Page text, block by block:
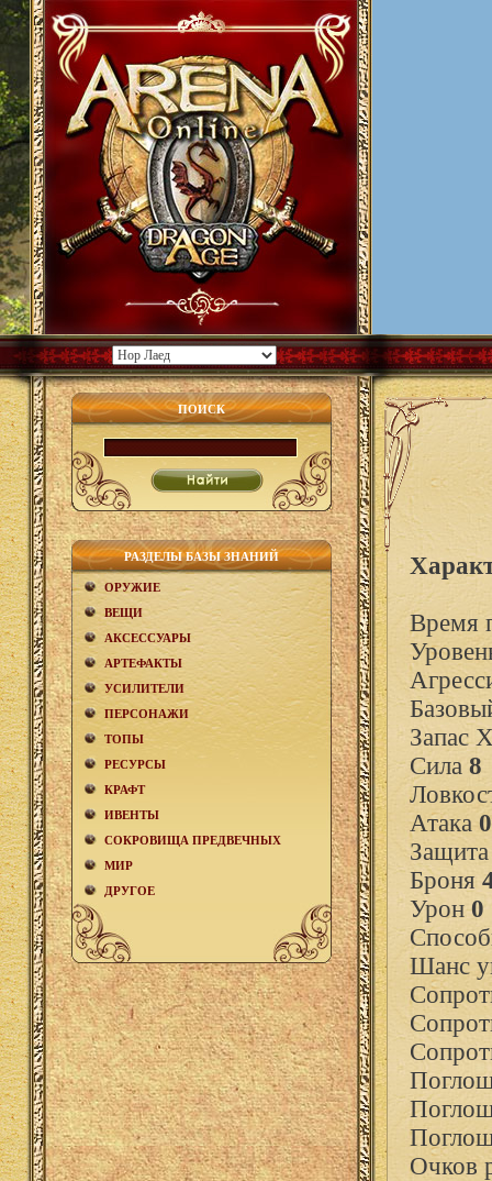
ПОИСК
РАЗДЕЛЫ БАЗЫ ЗНАНИЙ
ОРУЖИЕ
ВЕЩИ
АКCЕСCУАРЫ
АРТЕФАКТЫ
УСИЛИТЕЛИ
ПЕРСОНАЖИ
ТОПЫ
РЕСУРСЫ
КРАФТ
ИВЕНТЫ
СОКРОВИЩА ПРЕДВЕЧНЫХ
МИР
ДРУГОЕ
Время
Запас
Сила 8
Атака 0
Броня
Урон0
Шанс
Очков